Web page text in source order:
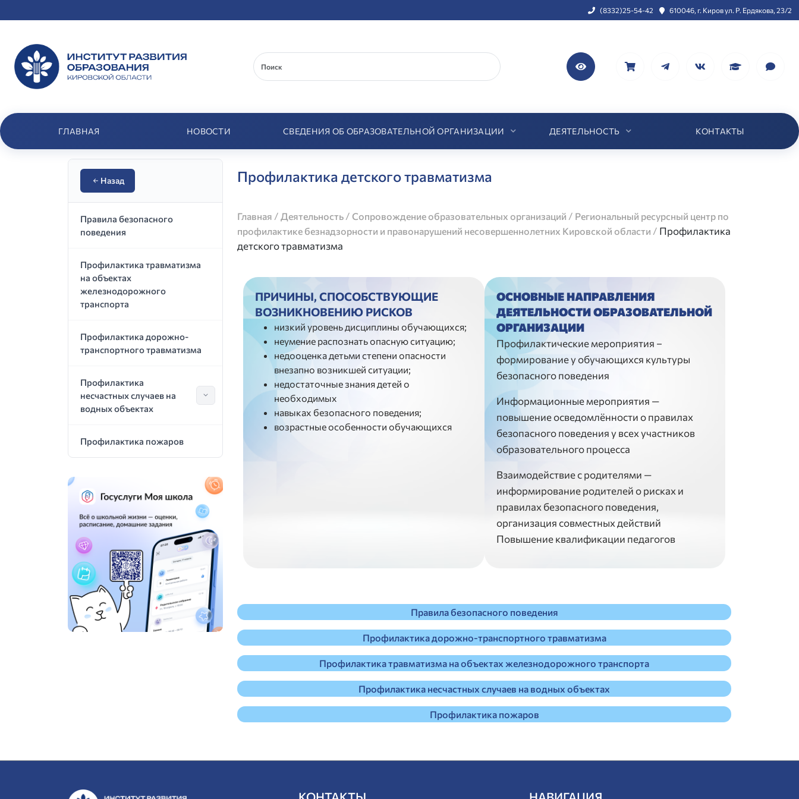
(8332)25-54-42 610046, г. Киров ул. Р. Ердякова, 23/2
ГЛАВНАЯ НОВОСТИ СВЕДЕНИЯ ОБ ОБРАЗОВАТЕЛЬНОЙ ОРГАНИЗАЦИИ ДЕЯТЕЛЬНОСТЬ КОНТАКТЫ
Назад
Правила безопасного
поведения
Профилактика травматизма
на объектах
железнодорожного
транспорта
Профилактика дорожно-
транспортного травматизма
Профилактика
несчастных случаев на
водных объектах
Показать подразделы
Профилактика пожаров
Профилактика детского травматизма
Главная / Деятельность / Сопровождение образовательных организаций / Региональный ресурсный центр по
профилактике безнадзорности и правонарушений несовершеннолетних Кировской области / Профилактика
детского травматизма
ПРИЧИНЫ, СПОСОБСТВУЮЩИЕ
ВОЗНИКНОВЕНИЮ РИСКОВ
низкий уровень дисциплины обучающихся;
неумение распознать опасную ситуацию;
недооценка детьми степени опасности
внезапно возникшей ситуации;
недостаточные знания детей о
необходимых
навыках безопасного поведения;
возрастные особенности обучающихся
ОСНОВНЫЕ НАПРАВЛЕНИЯ
ДЕЯТЕЛЬНОСТИ ОБРАЗОВАТЕЛЬНОЙ
ОРГАНИЗАЦИИ
Профилактические мероприятия –
формирование у обучающихся культуры
безопасного поведения
Информационные мероприятия —
повышение осведомлённости о правилах
безопасного поведения у всех участников
образовательного процесса
Взаимодействие с родителями —
информирование родителей о рисках и
правилах безопасного поведения,
организация совместных действий
Повышение квалификации педагогов
Правила безопасного поведения
Профилактика дорожно-транспортного травматизма
Профилактика травматизма на объектах железнодорожного транспорта
Профилактика несчастных случаев на водных объектах
Профилактика пожаров